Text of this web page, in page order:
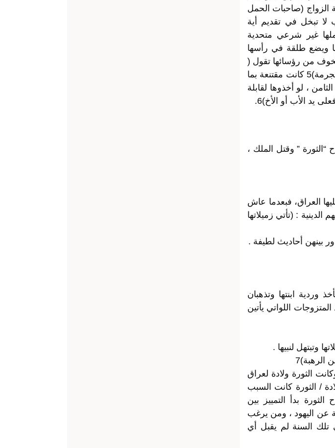
الزواج (صاحبات الحمل
تبخل في تقديم أية
غير شرعي متحدية
ويضع طلقة في رأسها
السلطات، أو الخوف من رؤسائها تقول (
اسمع جناب الضابط، لقد قمت بواجبي كطبيبة وأنت تريد تحويلي إلى مجرمة)5 كانت مقتنعة بما
، لو أخذوها لقابلة
يد الأب أو الأخ)6.
” وقتل الملك ،
العراق، فبعدما عاش
الدينية : (تأتي زميلاتها
بينهن أحاديث لطيفة .
وردية ابنتها وتذهبان
اللواتي يأتين
وتبتهل لنبيها .
الثورة ولادة لعراق
/ الثورة كانت السبب
بدأ التمييز بين
عن اليهود ، ومن يرغب
تلك السنة لم يقبل أي